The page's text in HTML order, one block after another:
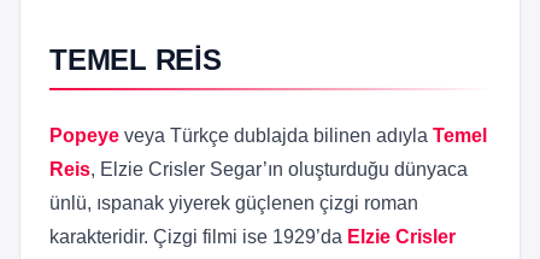
TEMEL REİS
Popeye veya Türkçe dublajda bilinen adıyla Temel
Reis, Elzie Crisler Segar’ın oluşturduğu dünyaca
ünlü, ıspanak yiyerek güçlenen çizgi roman
karakteridir. Çizgi filmi ise 1929’da Elzie Crisler